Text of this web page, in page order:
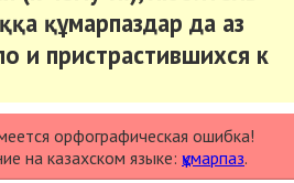
құмарпаздар да аз
и пристрастившихся к
орфографическая ошибка!
на казахском языке: құмарпаз.